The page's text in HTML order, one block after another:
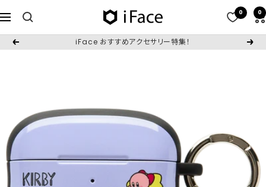
ン
プ
ナ
ビ
ゲ
iFace
日
本
イ
0 0
戻
iFace おすすめアクセサリー特集！
次